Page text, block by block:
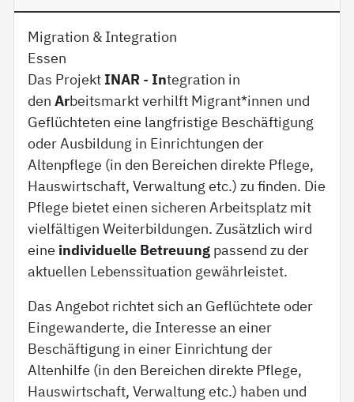
Migration & Integration
Essen
Das Projekt INAR - Integration in
denArbeitsmarkt verhilft Migrant*innen und
Geflüchteten eine langfristige Beschäftigung
oder Ausbildung in Einrichtungen der
Altenpflege (in den Bereichen direkte Pflege,
Hauswirtschaft, Verwaltung etc.) zu finden. Die
Pflege bietet einen sicheren Arbeitsplatz mit
vielfältigen Weiterbildungen. Zusätzlich wird
eine individuelle Betreuung passend zu der
aktuellen Lebenssituation gewährleistet.
Das Angebot richtet sich an Geflüchtete oder
Eingewanderte, die Interesse an einer
Beschäftigung in einer Einrichtung der
Altenhilfe (in den Bereichen direkte Pflege,
Hauswirtschaft, Verwaltung etc.) haben und